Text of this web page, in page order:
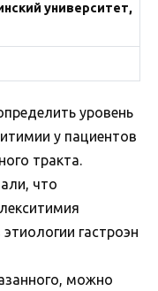
университет,
уровень
у пациентов
тракта.
что
гастроэн
можно